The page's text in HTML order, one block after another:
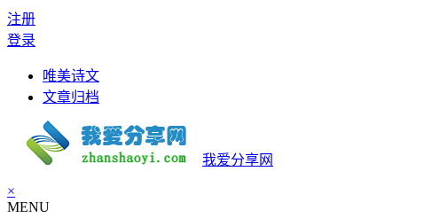
注册
登录
唯美诗文
文章归档
我爱分享网
×
MENU